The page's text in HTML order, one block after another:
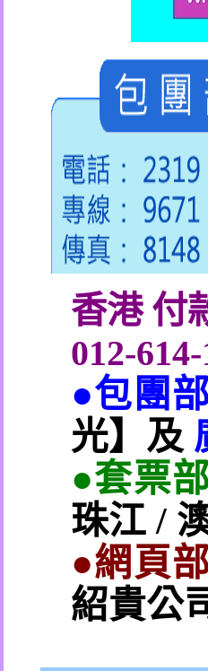
香港 付
012-
●包團
光】及
●套票
珠江/
●網頁
紹貴公